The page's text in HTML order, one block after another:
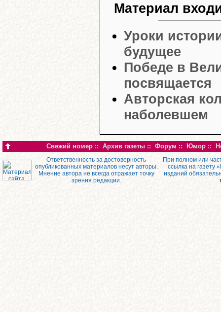
Материал
Уроки
будущее
Победе в
посвящается
Авторская
наболевшем
Свежий номер :: Архив газеты :: Форум :: Юмор ::
Ответственность за достоверность
опубликованных материалов несут авторы.
Мнение автора не всегда отражает точку
зрения редакции.
При полном или
ссылка на газету
изданий